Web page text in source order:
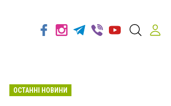
ОСТАННІ НОВИНИ